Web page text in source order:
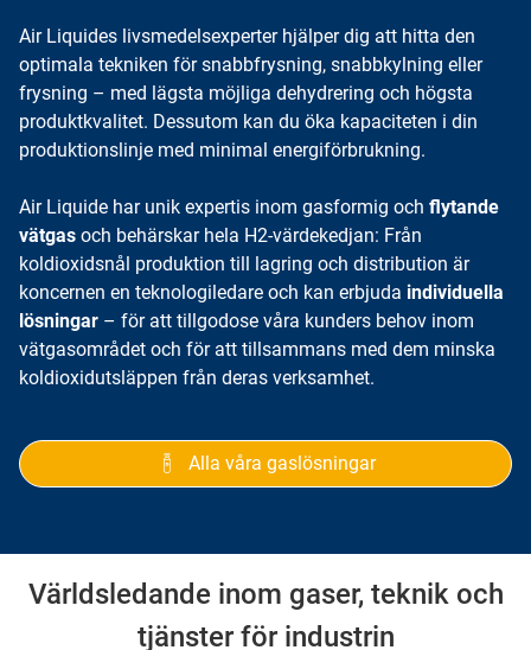
Air Liquides livsmedelsexperter hjälper dig att hitta den
optimala tekniken för snabbfrysning, snabbkylning eller
frysning – med lägsta möjliga dehydrering och högsta
produktkvalitet. Dessutom kan du öka kapaciteten i din
produktionslinje med minimal energiförbrukning.
Air Liquide har unik expertis inom gasformig och flytande
vätgas och behärskar hela H2-värdekedjan: Från
koldioxidsnål produktion till lagring och distribution är
koncernen en teknologiledare och kan erbjuda individuella
lösningar – för att tillgodose våra kunders behov inom
vätgasområdet och för att tillsammans med dem minska
koldioxidutsläppen från deras verksamhet.
Alla våra gaslösningar
Världsledande inom gaser, teknik och
tjänster för industrin